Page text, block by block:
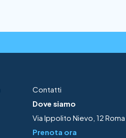
Contatti
Dove siamo
Via Ippolito Nievo, 12 Roma
Prenota ora